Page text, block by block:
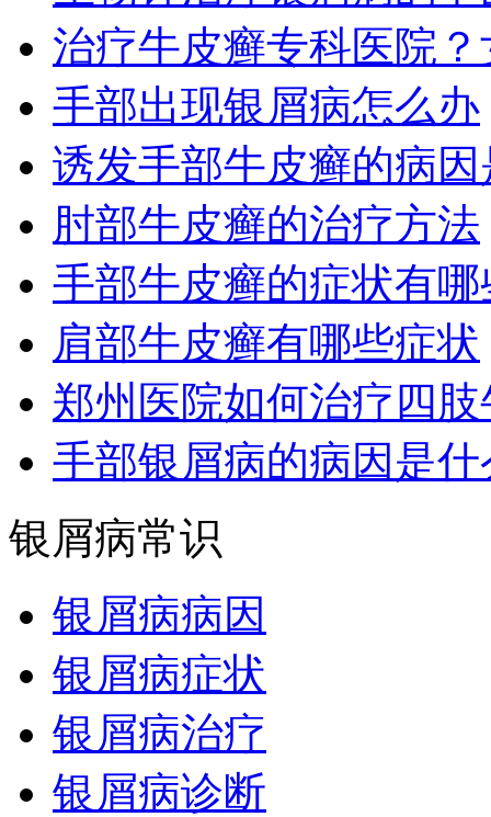
治疗牛皮癣专科医院
手部出现银屑病怎么办
诱发手部牛皮癣的病
肘部牛皮癣的治疗方法
手部牛皮癣的症状有哪
肩部牛皮癣有哪些症状
郑州医院如何治疗四
手部银屑病的病因是什
银屑病常识
银屑病病因
银屑病症状
银屑病治疗
银屑病诊断